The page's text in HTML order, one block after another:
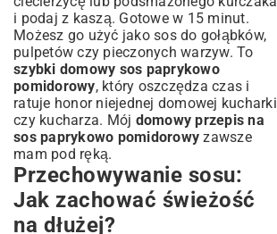
i podaj z kaszą. Gotowe w 15 minut.
Możesz go użyć jako sos do gołąbków,
pulpetów czy pieczonych warzyw. To
szybki domowy sos paprykowo
pomidorowy, który oszczędza czas i
ratuje honor niejednej domowej kucharki
czy kucharza. Mój domowy przepis na
sos paprykowo pomidorowy zawsze
mam pod ręką.
Przechowywanie sosu:
Jak zachować świeżość
na dłużej?